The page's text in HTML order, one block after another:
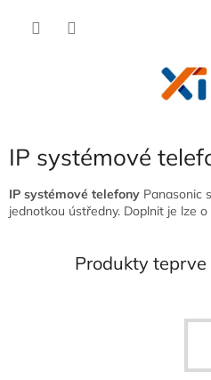
IP systémové
IP systémové telefony Panasonic
jednotkou ústředny. Doplnit je lze o
Produkty